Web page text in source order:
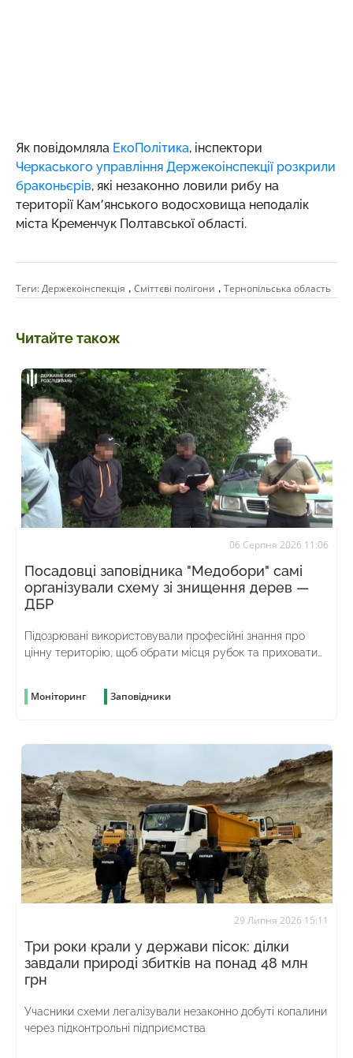
Як повідомляла ЕкоПолітика, інспектори
Черкаського управління Держекоінспекції розкрили
браконьєрів, які незаконно ловили рибу на
території Кам՚янського водосховища неподалік
міста Кременчук Полтавської області.
Теги:Держекоінспекція , Сміттєві полігони , Тернопільська область
Читайте також
06 Серпня 2026 11:06
Посадовці заповідника "Медобори" самі
організували схему зі знищення дерев —
ДБР
Підозрювані використовували професійні знання про
цінну територію, щоб обрати місця рубок та приховати
Моніторинг Заповідники
29 Липня 2026 15:11
Три роки крали у держави пісок: ділки
завдали природі збитків на понад 48 млн
грн
Учасники схеми легалізували незаконно добуті копалини
через підконтрольні підприємства